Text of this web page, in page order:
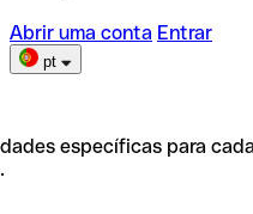
Abrir uma conta Entrar
pt
específicas para cada